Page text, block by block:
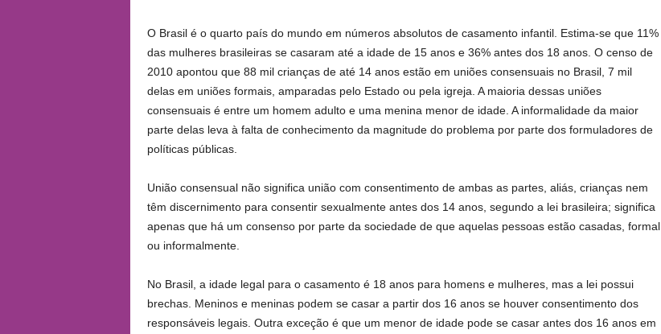
O Brasil é o quarto país do mundo em números absolutos de casamento infantil. Estima-se que 11%
das mulheres brasileiras se casaram até a idade de 15 anos e 36% antes dos 18 anos. O censo de
2010 apontou que 88 mil crianças de até 14 anos estão em uniões consensuais no Brasil, 7 mil
delas em uniões formais, amparadas pelo Estado ou pela igreja. A maioria dessas uniões
consensuais é entre um homem adulto e uma menina menor de idade. A informalidade da maior
parte delas leva à falta de conhecimento da magnitude do problema por parte dos formuladores de
políticas públicas.
União consensual não significa união com consentimento de ambas as partes, aliás, crianças nem
têm discernimento para consentir sexualmente antes dos 14 anos, segundo a lei brasileira; significa
apenas que há um consenso por parte da sociedade de que aquelas pessoas estão casadas, formal
ou informalmente.
No Brasil, a idade legal para o casamento é 18 anos para homens e mulheres, mas a lei possui
brechas. Meninos e meninas podem se casar a partir dos 16 anos se houver consentimento dos
responsáveis legais. Outra exceção é que um menor de idade pode se casar antes dos 16 anos em